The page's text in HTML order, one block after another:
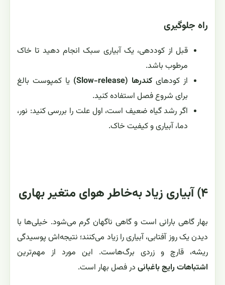
راه جلوگیری
قبل از کوددهی، یک آبیاری سبک انجام دهید تا خاک
مرطوب باشد.
از کودهای کندرها (Slow-release)
یا کمپوست بالغ
برای شروع فصل استفاده کنید.
اگر رشد گیاه ضعیف است، اول علت را بررسی کنید: نور،
دما، آبیاری و کیفیت خاک.
۴) آبیاری زیاد به‌خاطر هوای متغیر بهاری
بهار گاهی بارانی است و گاهی ناگهان گرم می‌شود. خیلی‌ها با
دیدن یک روز آفتابی، آبیاری را زیاد می‌کنند؛ نتیجه‌اش پوسیدگی
ریشه، قارچ و زردی برگ‌هاست. این مورد از مهم‌ترین
اشتباهات رایج باغبانیدر فصل بهار است.